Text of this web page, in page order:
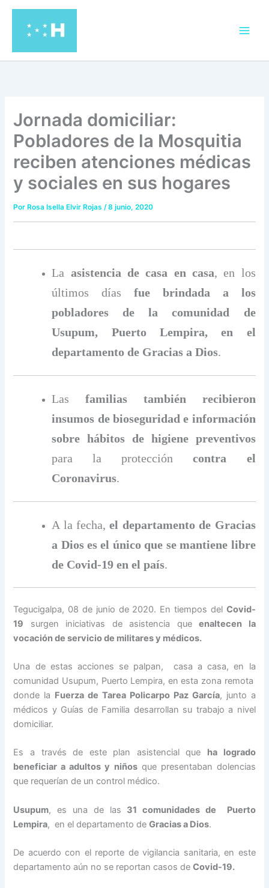
contenido
Jornada domiciliar:
Pobladores de la Mosquitia
reciben atenciones médicas
y sociales en sus hogares
Por Rosa Isella Elvir Rojas/8 junio, 2020
La asistencia de casa en casa, en los
últimos días fue brindada a los
pobladores de la comunidad de
Usupum, Puerto Lempira, en el
departamento de Gracias a Dios.
Las familias también recibieron
insumos de bioseguridad e información
sobre hábitos de higiene preventivos
para la proteccióncontra el
Coronavirus.
A la fecha,el departamento de Gracias
a Dios es el único que se mantiene libre
de Covid-19 en el país.
Tegucigalpa, 08 de junio de 2020. En tiempos del Covid-
19 surgen iniciativas de asistencia queenaltecen la
vocación de servicio de militares y médicos.
Una de estas acciones se palpan, casa a casa, en la
comunidad Usupum, Puerto Lempira, en esta zona remota
donde la Fuerza de Tarea Policarpo Paz García, junto a
médicos y Guías de Familia desarrollan su trabajo a nivel
domiciliar.
Es a través de este plan asistencial que ha logrado
beneficiar a adultos y niñosque presentaban dolencias
que requerían de un control médico.
Usupum, es una de las 31 comunidades de Puerto
Lempira, en el departamento deGracias a Dios.
De acuerdo con el reporte de vigilancia sanitaria, en este
departamento aún no se reportan casos deCovid-19.